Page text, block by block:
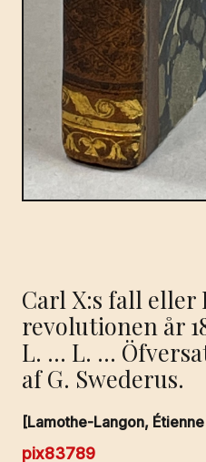
Carl X:s fall eller
revolutionen år
L. … L. …
af G. Swederus.
[Lamothe-Langon,
pix83789